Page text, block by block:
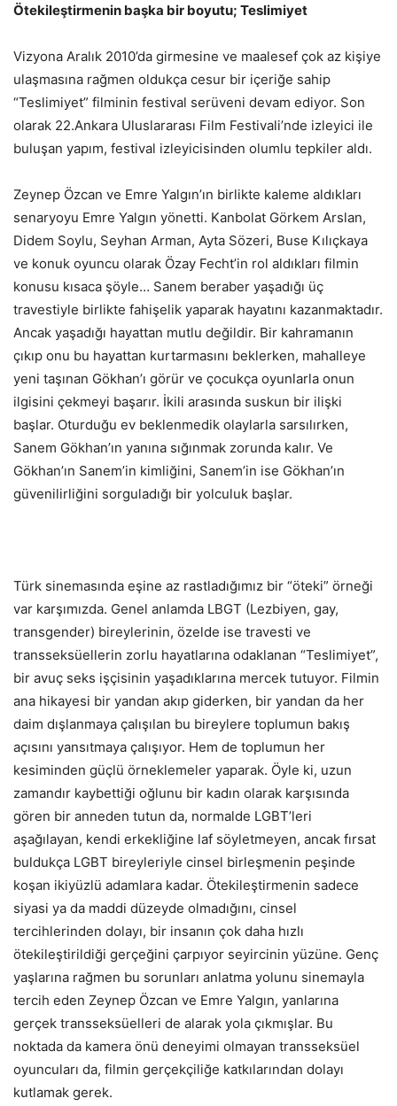
Ötekileştirmenin başka bir boyutu; Teslimiyet
Vizyona Aralık 2010’da girmesine ve maalesef çok az kişiye
ulaşmasına rağmen oldukça cesur bir içeriğe sahip
“Teslimiyet” filminin festival serüveni devam ediyor. Son
olarak 22.Ankara Uluslararası Film Festivali’nde izleyici ile
buluşan yapım, festival izleyicisinden olumlu tepkiler aldı.
Zeynep Özcan ve Emre Yalgın’ın birlikte kaleme aldıkları
senaryoyu Emre Yalgın yönetti. Kanbolat Görkem Arslan,
Didem Soylu, Seyhan Arman, Ayta Sözeri, Buse Kılıçkaya
ve konuk oyuncu olarak Özay Fecht’in rol aldıkları filmin
konusu kısaca şöyle… Sanem beraber yaşadığı üç
travestiyle birlikte fahişelik yaparak hayatını kazanmaktadır.
Ancak yaşadığı hayattan mutlu değildir. Bir kahramanın
çıkıp onu bu hayattan kurtarmasını beklerken, mahalleye
yeni taşınan Gökhan’ı görür ve çocukça oyunlarla onun
ilgisini çekmeyi başarır. İkili arasında suskun bir ilişki
başlar. Oturduğu ev beklenmedik olaylarla sarsılırken,
Sanem Gökhan’ın yanına sığınmak zorunda kalır. Ve
Gökhan’ın Sanem’in kimliğini, Sanem’in ise Gökhan’ın
güvenilirliğini sorguladığı bir yolculuk başlar.
Türk sinemasında eşine az rastladığımız bir “öteki” örneği
var karşımızda. Genel anlamda LBGT (Lezbiyen, gay,
transgender) bireylerinin, özelde ise travesti ve
transseksüellerin zorlu hayatlarına odaklanan “Teslimiyet”,
bir avuç seks işçisinin yaşadıklarına mercek tutuyor. Filmin
ana hikayesi bir yandan akıp giderken, bir yandan da her
daim dışlanmaya çalışılan bu bireylere toplumun bakış
açısını yansıtmaya çalışıyor. Hem de toplumun her
kesiminden güçlü örneklemeler yaparak. Öyle ki, uzun
zamandır kaybettiği oğlunu bir kadın olarak karşısında
gören bir anneden tutun da, normalde LGBT’leri
aşağılayan, kendi erkekliğine laf söyletmeyen, ancak fırsat
buldukça LGBT bireyleriyle cinsel birleşmenin peşinde
koşan ikiyüzlü adamlara kadar. Ötekileştirmenin sadece
siyasi ya da maddi düzeyde olmadığını, cinsel
tercihlerinden dolayı, bir insanın çok daha hızlı
ötekileştirildiği gerçeğini çarpıyor seyircinin yüzüne. Genç
yaşlarına rağmen bu sorunları anlatma yolunu sinemayla
tercih eden Zeynep Özcan ve Emre Yalgın, yanlarına
gerçek transseksüelleri de alarak yola çıkmışlar. Bu
noktada da kamera önü deneyimi olmayan transseksüel
oyuncuları da, filmin gerçekçiliğe katkılarından dolayı
kutlamak gerek.